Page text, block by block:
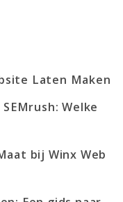
Laten Maken
Welke
bij Winx Web